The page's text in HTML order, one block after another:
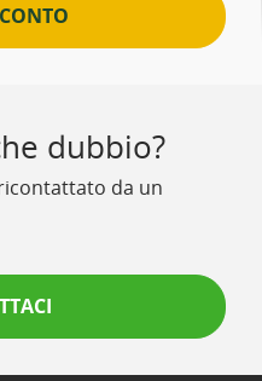
dubbio?
da un